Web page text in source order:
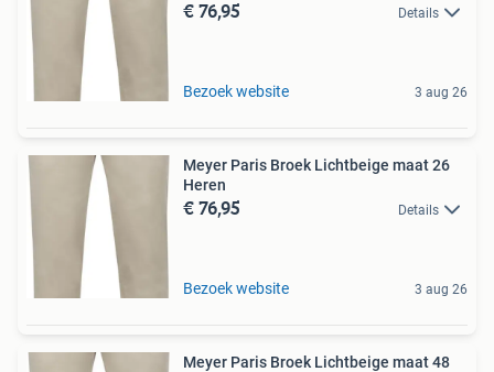
€ 76,95 Details
Bezoek website 3 aug 26
Meyer Paris Broek Lichtbeige maat 26
Heren
€ 76,95 Details
Bezoek website 3 aug 26
Meyer Paris Broek Lichtbeige maat 48